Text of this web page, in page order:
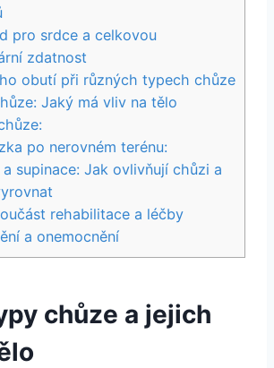
pro srdce a celkovou
zdatnost
obutí při různých typech chůze
Jaký má vliv na tělo
po nerovném terénu:
supinace: Jak ovlivňují chůzi a
rehabilitace a léčby
a onemocnění
chůze a jejich